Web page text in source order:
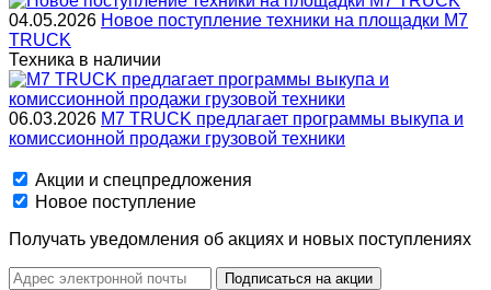
04.05.2026 Новое поступление техники на площадки M7
TRUCK
Техника в наличии
06.03.2026 M7 TRUCK предлагает программы выкупа и
комиссионной продажи грузовой техники
Акции и спецпредложения
Новое поступление
Получать уведомления об акциях и новых поступлениях
Подписаться на акции